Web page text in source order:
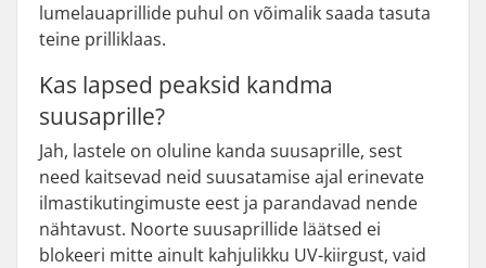
lumelauaprillide puhul on võimalik saada tasuta
teine prilliklaas.
Kas lapsed peaksid kandma
suusaprille?
Jah, lastele on oluline kanda suusaprille, sest
need kaitsevad neid suusatamise ajal erinevate
ilmastikutingimuste eest ja parandavad nende
nähtavust. Noorte suusaprillide läätsed ei
blokeeri mitte ainult kahjulikku UV-kiirgust, vaid